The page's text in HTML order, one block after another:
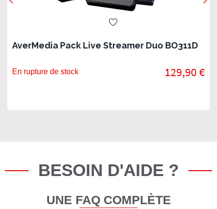
AverMedia Pack Live Streamer Duo BO311D
En rupture de stock 129,90 €
BESOIN D'AIDE ?
UNE FAQ COMPLÈTE